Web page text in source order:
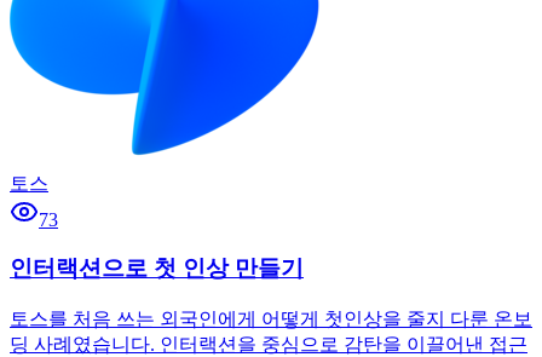
토스
73
인터랙션으로 첫 인상 만들기
토스를 처음 쓰는 외국인에게 어떻게 첫인상을 줄지 다룬 온보
딩 사례였습니다. 인터랙션을 중심으로 감탄을 이끌어낸 접근